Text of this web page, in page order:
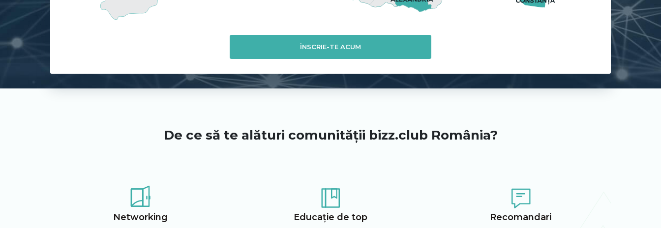
ÎNSCRIE-TE ACUM
De ce să te alături comunității bizz.club România?
Networking Educație de top Recomandari